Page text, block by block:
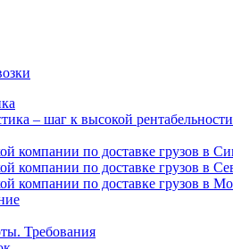
– шаг к высокой
компании по доставке грузов в
компании по доставке грузов в
компании по доставке грузов в
Требования